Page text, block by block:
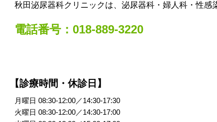
秋田泌尿器科クリニックは、泌尿器科・婦人科・性
電話番号：018-889-3220
【診療時間・休診日】
月曜日 08:30-12:00／14:30-17:30
火曜日 08:30-12:00／14:30-17:00